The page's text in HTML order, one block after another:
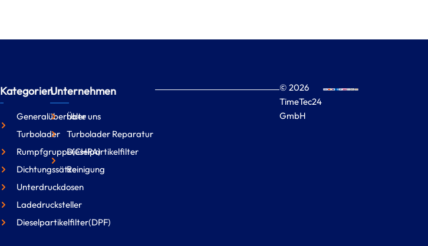
Kategorien
Generalüberholte
Turbolader
Rumpfgruppe(CHRA)
Dichtungssätze
Unterdruckdosen
Ladedrucksteller
Dieselpartikelfilter(DPF)
Unternehmen
Über uns
Turbolader Reparatur
Dieselpartikelfilter
Reinigung
© 2026
TimeTec24
GmbH